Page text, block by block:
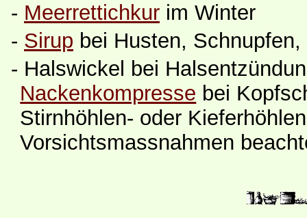
- Meerrettichkur im Winter
- Sirup bei Husten,
- Halswickel bei
Nackenkompresse bei
Stirnhöhlen- oder
Vorsichtsmassnahmen